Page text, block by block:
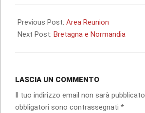
12-
19
Previous Post: Area Reunion
Next Post: Bretagna e Normandia
LASCIA UN COMMENTO
Il tuo indirizzo email non sarà pubblicato.
obbligatori sono contrassegnati *